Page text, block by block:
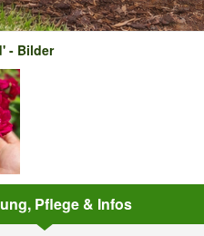
- Bilder
Pflege & Infos